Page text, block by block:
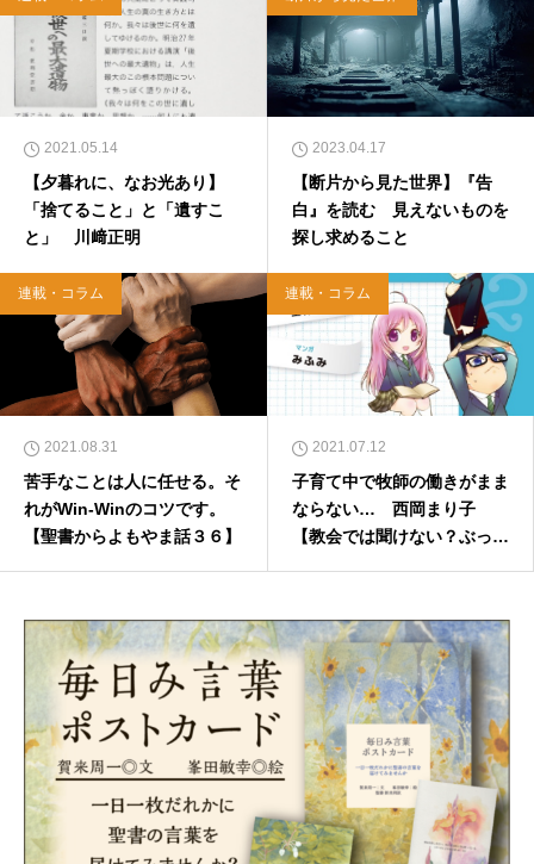
2021.05.14
【夕暮れに、なお光あり】
「捨てること」と「遺すこ
と」 川﨑正明
2023.04.17
【断片から見た世界】『告
白』を読む 見えないものを
探し求めること
連載・コラム
2021.08.31
苦手なことは人に任せる。そ
れがWin-Winのコツです。
【聖書からよもやま話３６】
連載・コラム
2021.07.12
子育て中で牧師の働きがまま
ならない… 西岡まり子
【教会では聞けない？ぶっち